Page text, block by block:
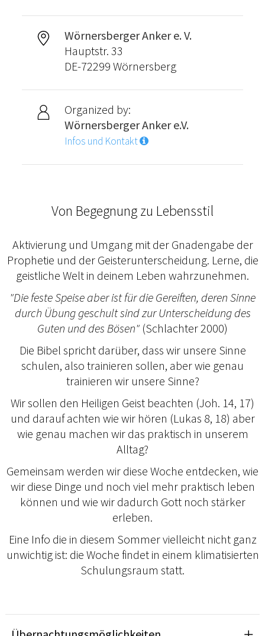
Wörnersberger Anker e. V.
Hauptstr. 33
DE-72299 Wörnersberg
Organized by:
Wörnersberger Anker e.V.
Infos und Kontakt
Von Begegnung zu Lebensstil
Aktivierung und Umgang mit der Gnadengabe der
Prophetie und der Geisterunterscheidung. Lerne, die
geistliche Welt in deinem Leben wahrzunehmen.
"Die feste Speise aber ist für die Gereiften, deren Sinne
durch Übung geschult sind zur Unterscheidung des
Guten und des Bösen" (Schlachter 2000)
Die Bibel spricht darüber, dass wir unsere Sinne
schulen, also trainieren sollen, aber wie genau
trainieren wir unsere Sinne?
Wir sollen den Heiligen Geist beachten (Joh. 14, 17)
und darauf achten wie wir hören (Lukas 8, 18) aber
wie genau machen wir das praktisch in unserem
Alltag?
Gemeinsam werden wir diese Woche entdecken, wie
wir diese Dinge und noch viel mehr praktisch leben
können und wie wir dadurch Gott noch stärker
erleben.
Eine Info die in diesem Sommer vielleicht nicht ganz
unwichtig ist: die Woche findet in einem klimatisierten
Schulungsraum statt.